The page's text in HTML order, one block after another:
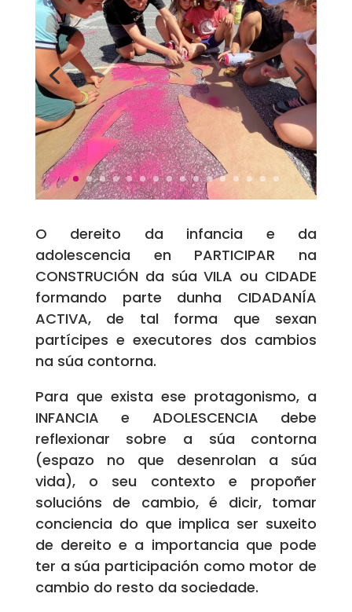
O dereito da infancia e da
adolescencia en PARTICIPAR na
CONSTRUCIÓN da súa VILA ou CIDADE
formando parte dunha CIDADANÍA
ACTIVA, de tal forma que sexan
partícipes e executores dos cambios
na súa contorna.
Para que exista ese protagonismo, a
INFANCIA e ADOLESCENCIA debe
reflexionar sobre a súa contorna
(espazo no que desenrolan a súa
vida), o seu contexto e propoñer
solucións de cambio, é dicir, tomar
conciencia do que implica ser suxeito
de dereito e a importancia que pode
ter a súa participación como motor de
cambio do resto da sociedade.